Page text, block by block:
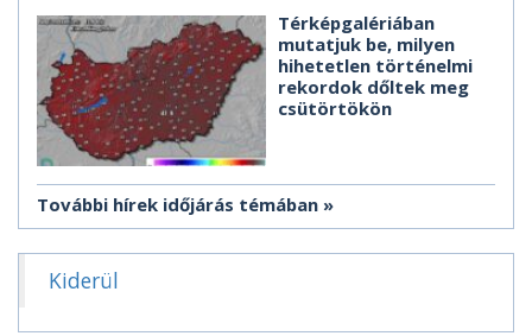
Térképgalériában
mutatjuk be, milyen
hihetetlen történelmi
rekordok dőltek meg
csütörtökön
További hírek időjárás témában
Kiderül